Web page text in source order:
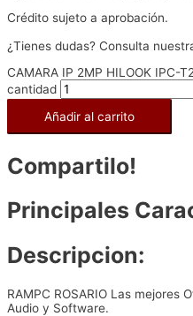
Crédito sujeto a aprobación.
¿Tienes dudas? Consulta
CAMARA IP 2MP HILOOK IPC-
cantidad
Añadir al carrito
Compartilo!
Principales
Descripcion:
RAMPC ROSARIO Las mejores
Audio y Software.